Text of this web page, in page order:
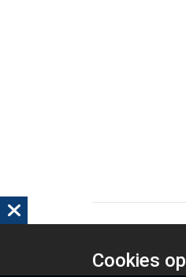
Cookies op